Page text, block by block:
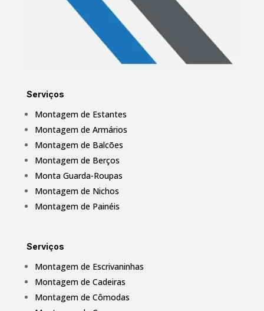
Serviços
Montagem de Estantes
Montagem de Armários
Montagem de Balcões
Montagem de Berços
Monta Guarda-Roupas
Montagem de Nichos
Montagem de Painéis
Serviços
Montagem de Escrivaninhas
Montagem de Cadeiras
Montagem de Cômodas